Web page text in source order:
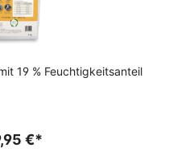
19 % Feuchtigkeitsanteil
€*